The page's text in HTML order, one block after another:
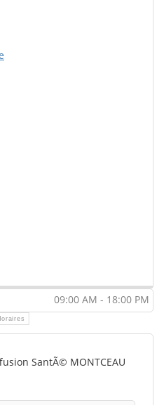
09:00 AM - 18:00 PM
SantÃ© MONTCEAU